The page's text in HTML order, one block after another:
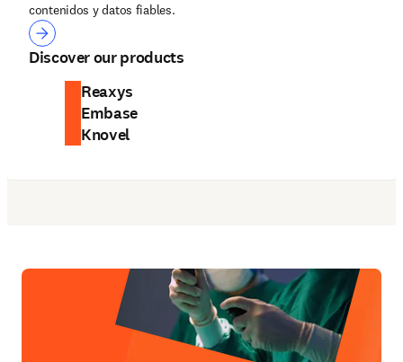
contenidos y datos fiables.
Industria
Discover our products
Reaxys
Embase
Knovel